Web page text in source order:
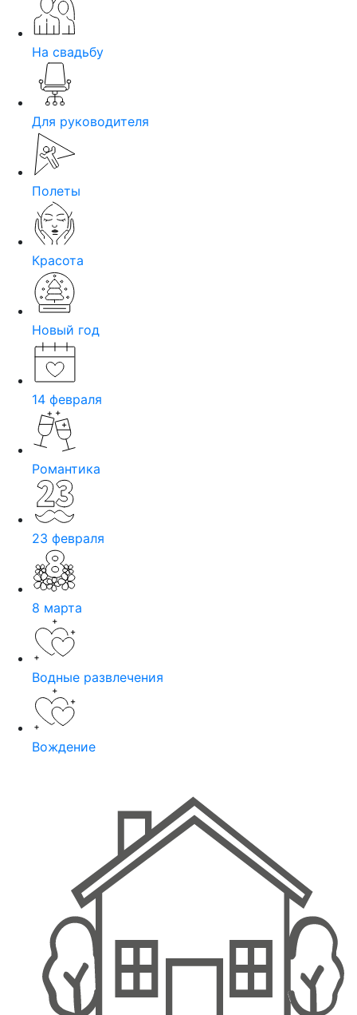
На свадьбу
Для руководителя
Полеты
Красота
Новый год
14 февраля
Романтика
23 февраля
8 марта
Водные развлечения
Вождение